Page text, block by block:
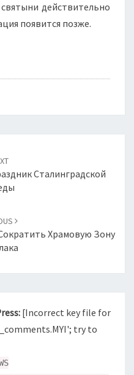
действительно
появится позже.
Сталинградской
Храмовую Зону
[Incorrect key file for
try to